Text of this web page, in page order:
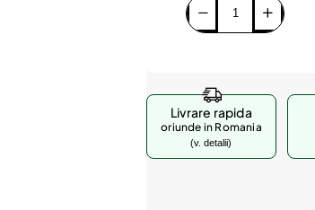
Livrare rapida
oriunde in Romania
(v. detalii)